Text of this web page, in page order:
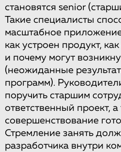
становятся senior
Такие специалисты
масштабное
как устроен продукт,
и почему могут
(неожиданные
программ).
поручить старшим
ответственный проект, а
совершенствование
Стремление занять
разработчика внутри